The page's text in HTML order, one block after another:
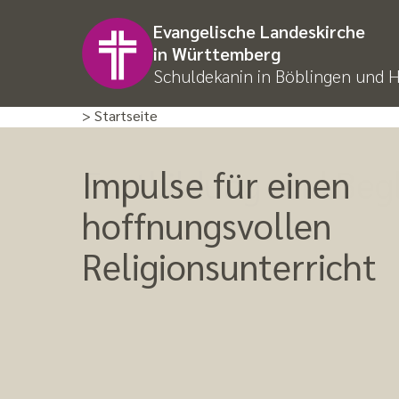
Evangelische Landeskirche
in Württemberg
Schuldekanin in Böblingen und
> Startseite
Impulse für einen
hoffnungsvollen
Religionsunterricht
Fortbildung und
Beratung und
für Lehrkräfte und
Schulleitungen